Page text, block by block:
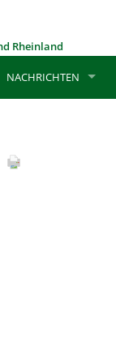
Rheinland
NACHRICHTEN